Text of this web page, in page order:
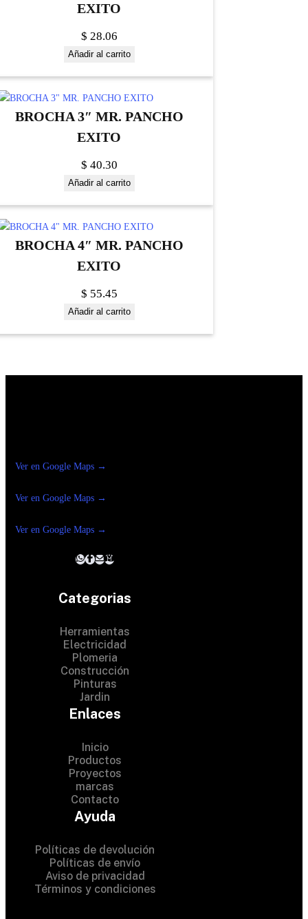
EXITO
$ 28.06
Añadir al carrito
BROCHA 3″ MR. PANCHO
EXITO
$ 40.30
Añadir al carrito
BROCHA 4″ MR. PANCHO
EXITO
$ 55.45
Añadir al carrito
Ver en Google Maps →
Ver en Google Maps →
Ver en Google Maps →
Categorias
Herramientas
Electricidad
Plomeria
Construcción
Pinturas
Jardin
Enlaces
Inicio
Productos
Proyectos
marcas
Contacto
Ayuda
Políticas de devolución
Políticas de envío
Aviso de privacidad
Términos y condiciones